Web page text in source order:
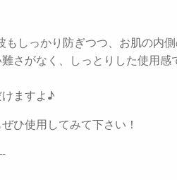
しっかり防ぎつつ、お肌の内
さがなく、しっとりした使用感
ますよ♪
ひ使用してみて下さい！